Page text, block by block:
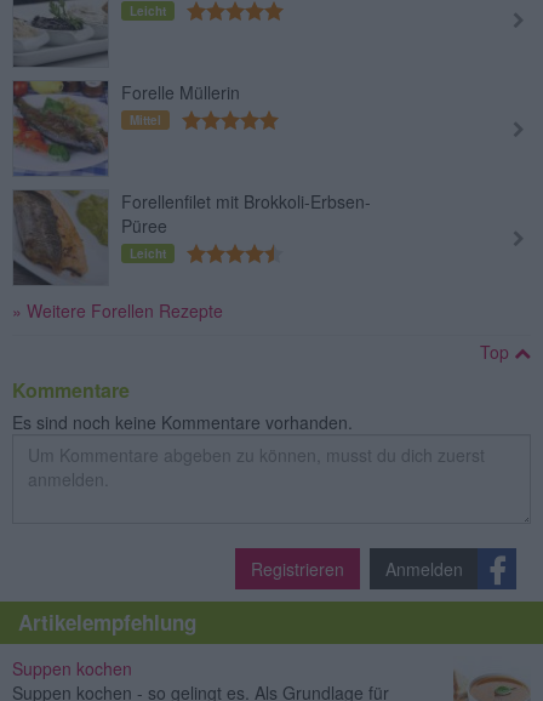
Leicht
Forelle Müllerin
Mittel
Forellenfilet mit Brokkoli-Erbsen-
Püree
Leicht
» Weitere Forellen Rezepte
Top
Kommentare
Es sind noch keine Kommentare vorhanden.
Registrieren Anmelden
Artikelempfehlung
Suppen kochen
Suppen kochen - so gelingt es. Als Grundlage für